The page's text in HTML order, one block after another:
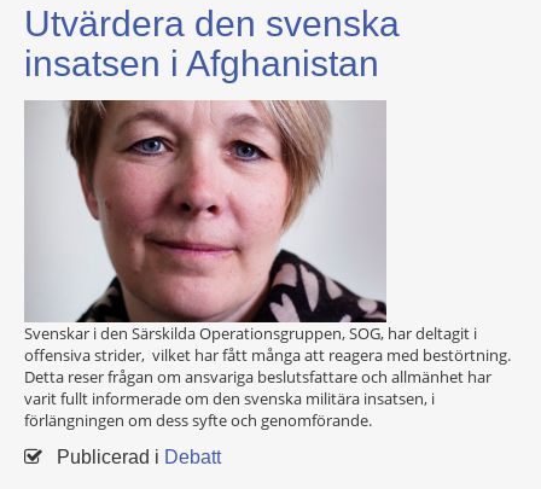
Utvärdera den svenska
insatsen i Afghanistan
Svenskar i den Särskilda Operationsgruppen, SOG, har deltagit i
offensiva strider, vilket har fått många att reagera med bestörtning.
Detta reser frågan om ansvariga beslutsfattare och allmänhet har
varit fullt informerade om den svenska militära insatsen, i
förlängningen om dess syfte och genomförande.
Publicerad i Debatt